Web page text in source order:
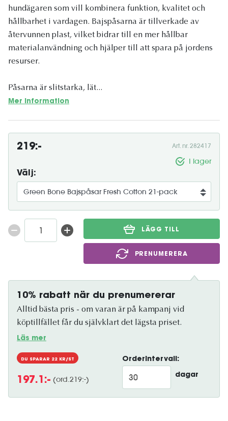
hundägaren som vill kombinera funktion, kvalitet och
hållbarhet i vardagen. Bajspåsarna är tillverkade av
återvunnen plast, vilket bidrar till en mer hållbar
materialanvändning och hjälper till att spara på jordens
resurser.
Påsarna är slitstarka, lät...
Mer information
219:- Art. nr. 282417
I lager
Välj:
LÄGG TILL
PRENUMERERA
10% rabatt när du prenumererar
Alltid bästa pris - om varan är på kampanj vid
köptillfället får du självklart det lägsta priset.
Läs mer
DU SPARAR 22 KR/ST
197.1 :- (ord.219:-)
Orderintervall:
dagar